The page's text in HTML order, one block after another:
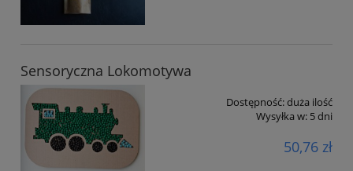
Sensoryczna Lokomotywa
Dostępność:duża ilość
Wysyłka w: 5 dni
50,76 zł